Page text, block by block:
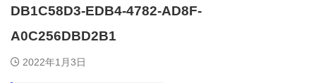
DB1C58D3-EDB4-4782-AD8F-
A0C256DBD2B1
2022年1月3日